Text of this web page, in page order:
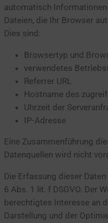
automatisch
Dateien, die Ihr Browser
Dies sind:
Browsertyp und
verwendetes
Referrer URL
Hostname des
Uhrzeit der
IP-Adresse
Eine Zusammenführung
Datenquellen wird nicht
Die Erfassung dieser
6 Abs. 1 lit. f DSGVO. Der
berechtigtes Interesse an
Darstellung und der